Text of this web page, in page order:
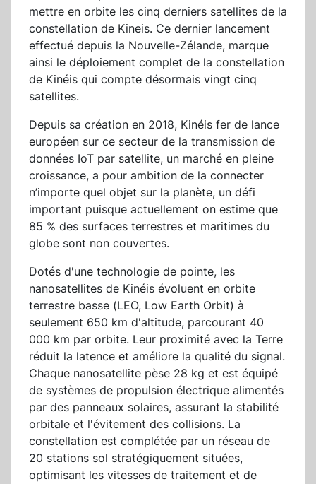
mettre en orbite les cinq derniers satellites de la
constellation de Kineis. Ce dernier lancement
effectué depuis la Nouvelle-Zélande, marque
ainsi le déploiement complet de la constellation
de Kinéis qui compte désormais vingt cinq
satellites.
Depuis sa création en 2018, Kinéis fer de lance
européen sur ce secteur de la transmission de
données IoT par satellite, un marché en pleine
croissance, a pour ambition de la connecter
n’importe quel objet sur la planète, un défi
important puisque actuellement on estime que
85 % des surfaces terrestres et maritimes du
globe sont non couvertes.
Dotés d'une technologie de pointe, les
nanosatellites de Kinéis évoluent en orbite
terrestre basse (LEO, Low Earth Orbit) à
seulement 650 km d'altitude, parcourant 40
000 km par orbite. Leur proximité avec la Terre
réduit la latence et améliore la qualité du signal.
Chaque nanosatellite pèse 28 kg et est équipé
de systèmes de propulsion électrique alimentés
par des panneaux solaires, assurant la stabilité
orbitale et l'évitement des collisions. La
constellation est complétée par un réseau de
20 stations sol stratégiquement situées,
optimisant les vitesses de traitement et de